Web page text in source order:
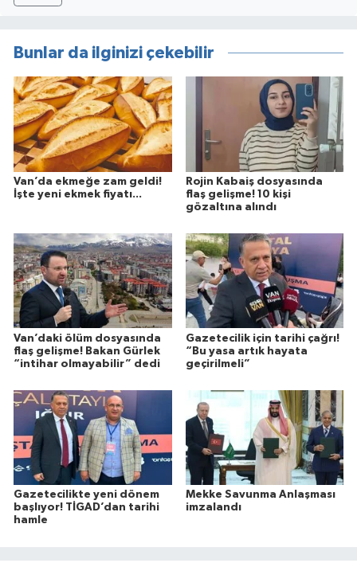
Bunlar da ilginizi çekebilir
Van’da ekmeğe zam geldi!
İşte yeni ekmek fiyatı...
Rojin Kabaiş dosyasında
flaş gelişme! 10 kişi
gözaltına alındı
Van’daki ölüm dosyasında
flaş gelişme! Bakan Gürlek
“intihar olmayabilir” dedi
Gazetecilik için tarihi çağrı!
“Bu yasa artık hayata
geçirilmeli”
Gazetecilikte yeni dönem
başlıyor! TİGAD’dan tarihi
hamle
Mekke Savunma Anlaşması
imzalandı